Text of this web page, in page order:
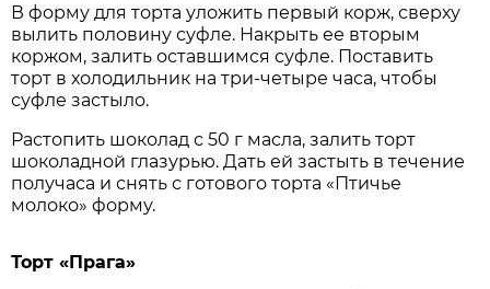
В форму для торта уложить первый корж, сверху
вылить половину суфле. Накрыть ее вторым
коржом, залить оставшимся суфле. Поставить
торт в холодильник на три-четыре часа, чтобы
суфле застыло.
Растопить шоколад с 50 г масла, залить торт
шоколадной глазурью. Дать ей застыть в течение
получаса и снять с готового торта «Птичье
молоко» форму.
Торт «Прага»